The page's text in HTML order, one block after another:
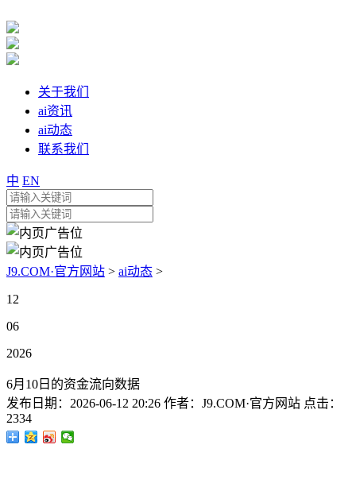
关于我们
ai资讯
ai动态
联系我们
中 EN
J9.COM·官方网站 > ai动态 >
12
06
2026
6月10日的资金流向数据
发布日期： 2026-06-12 20:26 作者： J9.COM·官方网站 点击：
2334